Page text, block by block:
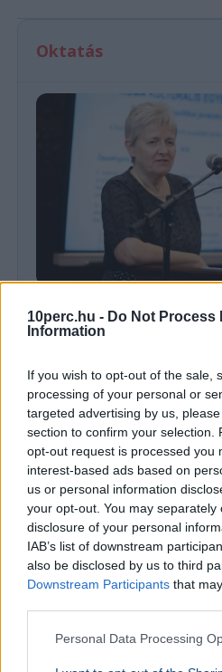
10perc.hu - Do Not Process
Information
If you wish to opt-out of the sale,
processing of your personal or
targeted advertising by us,
section to confirm your selection.
opt-out request is processed you
interest-based ads based on
us or personal information
your opt-out. You may
disclosure of your personal
IAB’s list of downstream
also be disclosed by us to third
Downstream Participants that
Personal Data Processing
Oktatás
Évek kritikái után most
Lannert Judit oktatási
magyar nyelv és irodalom
szabályozás ősszel kerülhet
Ajánljuk még
BELFÖLD 2026. augusztus 5.
Feltámadt a szél, a
kúsznak
kezdtek